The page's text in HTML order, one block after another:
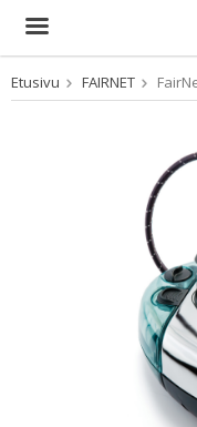
Etusivu FAIRNET